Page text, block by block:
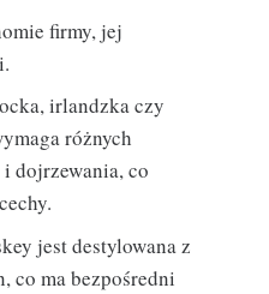
firmy, jej
irlandzka czy
różnych
dojrzewania, co
jest destylowana z
co ma bezpośredni